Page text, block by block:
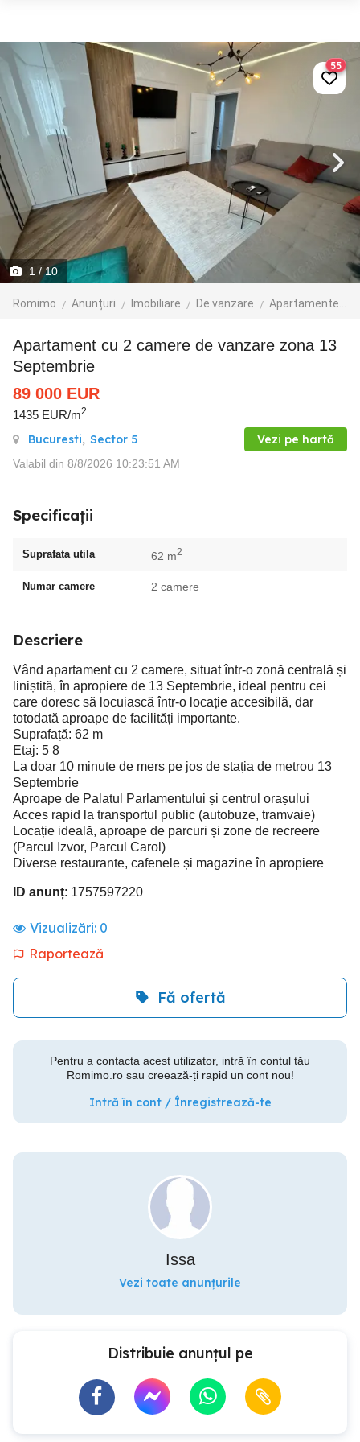
1 / 10
Romimo Anunțuri Imobiliare De vanzare Apartamente de vanzare
55
Apartament cu 2 camere de vanzare zona 13
Septembrie
89 000 EUR
1435 EUR/m2
Bucuresti, Sector 5 Vezi pe hartă
Valabil din 8/8/2026 10:23:51 AM
Specificații
Suprafata utila 62 m2
Numar camere 2 camere
Descriere
Vând apartament cu 2 camere, situat într-o zonă centrală și
liniștită, în apropiere de 13 Septembrie, ideal pentru cei
care doresc să locuiască într-o locație accesibilă, dar
totodată aproape de facilități importante.
Suprafață: 62 m
Etaj: 5 8
La doar 10 minute de mers pe jos de stația de metrou 13
Septembrie
Aproape de Palatul Parlamentului și centrul orașului
Acces rapid la transportul public (autobuze, tramvaie)
Locație ideală, aproape de parcuri și zone de recreere
(Parcul Izvor, Parcul Carol)
Diverse restaurante, cafenele și magazine în apropiere
ID anunț: 1757597220
Vizualizări: 0
Raportează
Fă ofertă
Pentru a contacta acest utilizator, intră în contul tău
Romimo.ro sau creează-ți rapid un cont nou!
Intră în cont / Înregistrează-te
Issa
Vezi toate anunțurile
Distribuie anunțul pe